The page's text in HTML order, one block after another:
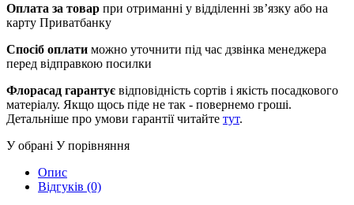
Оплата за товар при отриманні у відділенні зв’язку або на
карту Приватбанку
Спосіб оплати можно уточнити під час дзвінка менеджера
перед відправкою посилки
Флорасад гарантує відповідність сортів і якість посадкового
матеріалу. Якщо щось піде не так - повернемо гроші.
Детальніше про умови гарантії читайте тут.
У обрані У порівняння
Опис
Відгуків (0)